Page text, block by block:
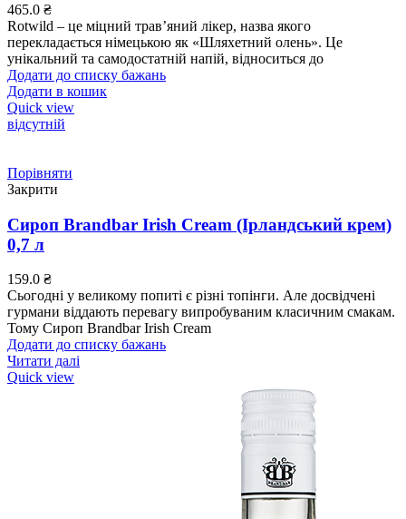
465.0 ₴
Rotwild – це міцний трав’яний лікер, назва якого
перекладається німецькою як «Шляхетний олень». Це
унікальний та самодостатній напій, відноситься до
Додати до списку бажань
Додати в кошик
Quick view
відсутній
Порівняти
Закрити
Сироп Brandbar Irish Cream (Ірландський крем)
0,7 л
159.0 ₴
Сьогодні у великому попиті є різні топінги. Але досвідчені
гурмани віддають перевагу випробуваним класичним смакам.
Тому Сироп Brandbar Irish Cream
Додати до списку бажань
Читати далі
Quick view